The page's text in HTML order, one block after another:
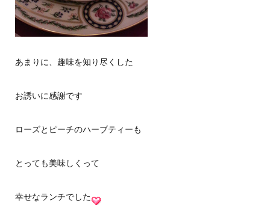
あまりに、趣味を知り尽くした
お誘いに感謝です
ローズとピーチのハーブティーも
とっても美味しくって
幸せなランチでした